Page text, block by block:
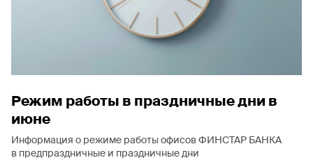
Режим работы в праздничные дни в
июне
Информация о режиме работы офисов ФИНСТАР БАНКА
в предпраздничные и праздничные дни